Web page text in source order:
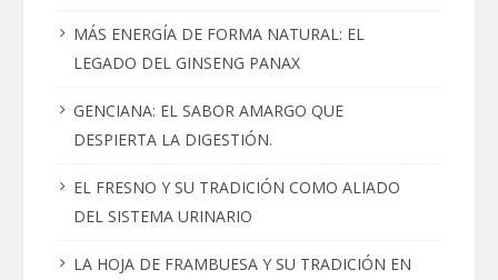
MÁS ENERGÍA DE FORMA NATURAL: EL
LEGADO DEL GINSENG PANAX
GENCIANA: EL SABOR AMARGO QUE
DESPIERTA LA DIGESTIÓN.
EL FRESNO Y SU TRADICIÓN COMO ALIADO
DEL SISTEMA URINARIO
LA HOJA DE FRAMBUESA Y SU TRADICIÓN EN